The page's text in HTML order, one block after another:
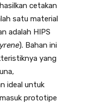
cetakan
satu material
adalah HIPS
). Bahan ini
yang
ideal untuk
prototipe